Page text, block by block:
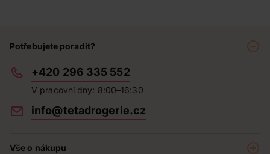
Potřebujete poradit?
+420 296 335 552
V pracovní dny: 8:00–16:30
info@tetadrogerie.cz
Vše o nákupu